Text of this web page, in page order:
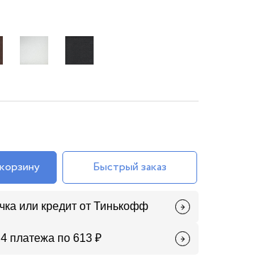
Быстрый заказ
или кредит от Тинькофф
4 платежа по 613 ₽